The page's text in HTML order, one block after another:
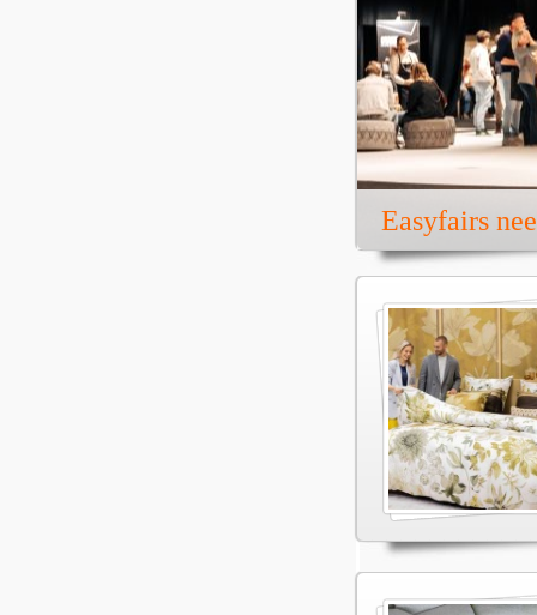
Easyfairs